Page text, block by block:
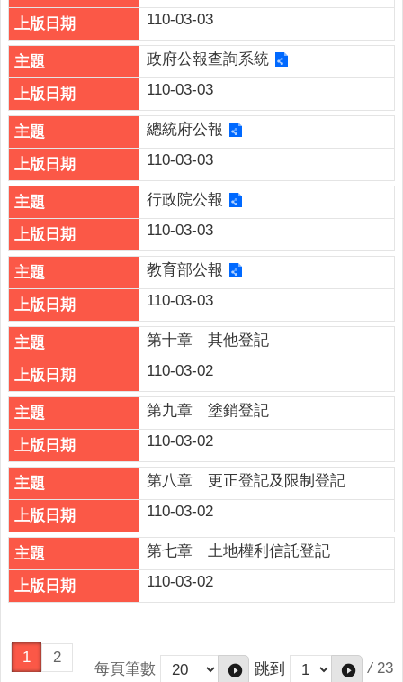
頁
隱
私
權
保
護
政
策
網
站
安
全
政
策
政
府
網
站
資
料
開
放
宣
告
110-03-03
政府公報查詢系統
110-03-03
總統府公報
110-03-03
行政院公報
110-03-03
教育部公報
110-03-03
第十章 其他登記
110-03-02
第九章 塗銷登記
110-03-02
第八章 更正登記及限制登記
110-03-02
第七章 土地權利信託登記
110-03-02
1 2
每頁筆數 跳到 / 23